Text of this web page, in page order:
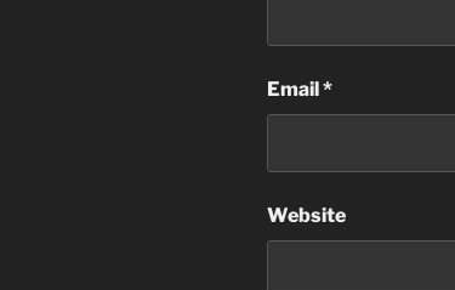
Email*
Website